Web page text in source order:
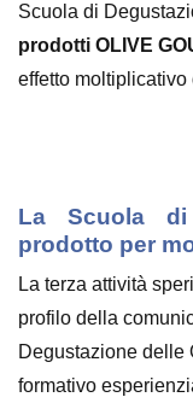
Scuola di
prodotti OLIVE
effetto
La Scuola di
prodotto per
La terza attività
profilo della
Degustazione delle
formativo